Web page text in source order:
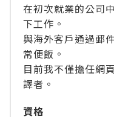
在初次就業的公司
下工作。
與海外客戶通過郵
常便飯。
目前我不僅擔任網
譯者。
資格